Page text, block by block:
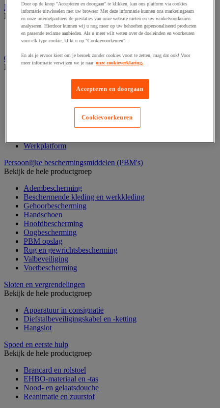
Medische hulpmiddelen en oefentherapie
Bekijk de hele productgroep
Elektrostimulatie en echografie
Revalidatie
Opvangbak en opvangmaterieel
Bekijk de hele productgroep
Containers voor buitenopslag
Gasflessenopslag
Laboratoriumlade
Mobiele opvangbak
Werkplatform
Persoonlijke beschermingsmiddelen (PBM's)
Bekijk de hele productgroep
Adembescherming
Beschermende kleding en werkkleding
Gehoorbescherming
Handschoen
Hoofdbescherming
Oogbescherming
PBM opslag
Rug en gewrichtsbescherming
Valbeveiliging
Voetbescherming
Sloten en vergrendelingen
Bekijk de hele productgroep
Apparatuur in consignatie
Diefstalbeveiligingskabel en -ketting
Hangslot
Spoed en eerste hulp
Bekijk de hele productgroep
Brancard en rolstoel
EHBO-materiaal en -tas
Nood- en gelaatsdouche
Reanimatie en zuurstof
Door op de knop "Accepteren en doorgaan" te klikken, kan ons platform via cookies
informatie uitwisselen met uw browser. Met deze informatie kunnen ons marketingteam
en onze internetpartners de prestaties van onze website meten en uw winkelvoorkeuren
analyseren. Hierdoor kunnen wij u nog meer op uw behoeften gepersonaliseerd producten
en passende reclame aanbieden. Als u meer wilt weten over de doeleinden en voorkeuren
voor elk type cookie, klikt u op "Cookievoorkeuren".
En als je ervoor kiest om je bezoek zonder cookies voort te zetten, mag dat ook! Voor
meer informatie verwijzen we je naar onze cookieverklaring.
Accepteren en doorgaan
Cookievoorkeuren